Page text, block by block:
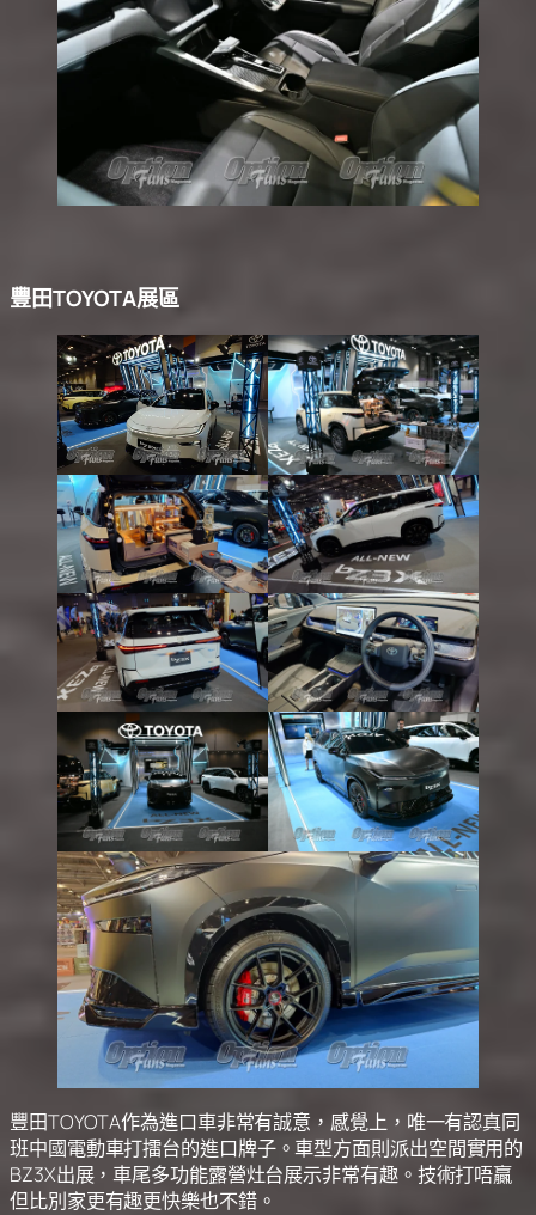
豐田TOYOTA展區
豐田TOYOTA作為進口車非常有誠意，感覺上，唯一有認真同
班中國電動車打擂台的進口牌子。車型方面則派出空間實用的
BZ3X出展，車尾多功能露營灶台展示非常有趣。技術打唔贏
但比別家更有趣更快樂也不錯。